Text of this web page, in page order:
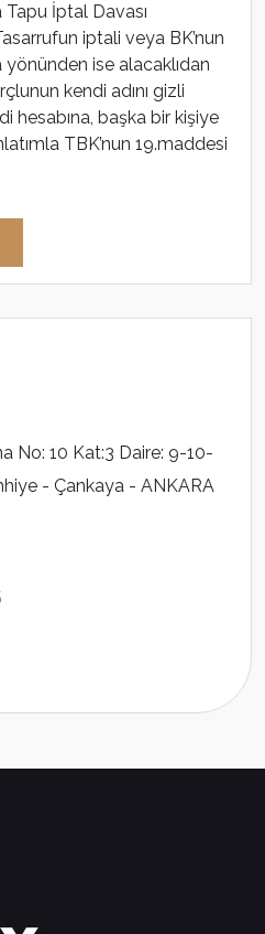
Tapu İptal Davası
iptali veya BK’nun
ise alacaklıdan
kendi adını gizli
hesabına, başka bir kişiye
TBK’nun 19.maddesi
No: 10 Kat:3 Daire: 9-10-
- Çankaya - ANKARA